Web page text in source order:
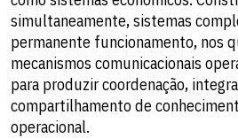
simultaneamente, sistemas
permanente funcionamento, nos
mecanismos comunicacionais
para produzir coordenação,
compartilhamento de
operacional.